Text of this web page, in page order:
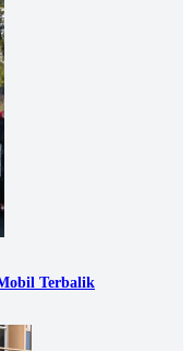
Terbalik